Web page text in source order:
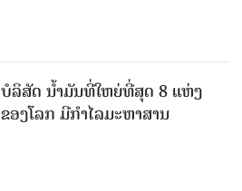
ບໍລິສັດ ນ້ຳມັນທີ່ໃຫຍ່ທີ່ສຸດ 8 ແຫ່ງ
ຂອງໂລກ ມີກຳໄລມະຫາສານ